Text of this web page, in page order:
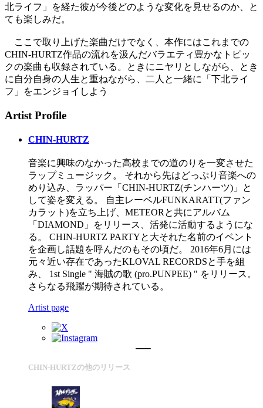
北ライフ」を経た彼が今後どのような変化を見せるのか、と
ても楽しみだ。
ここで取り上げた楽曲だけでなく、本作にはこれまでの
CHIN-HURTZ作品の流れを汲んだバラエティ豊かなトピッ
クの楽曲も収録されている。ときにニヤリとしながら、とき
に自分自身の人生と重ねながら、二人と一緒に「下北ライ
フ」をエンジョイしよう
Artist Profile
CHIN-HURTZ
音楽に興味のなかった高校までの道のりを一変させた
ラップミュージック。 それから先はどっぷり音楽への
めり込み、ラッパー「CHIN-HURTZ(チンハーツ)」と
して姿を変える。 自主レーベルFUNKARATT(ファン
カラット)を立ち上げ、METEORと共にアルバム
「DIAMOND」をリリース、活発に活動するようにな
る。 CHIN-HURTZ PARTYと大それた名前のイベント
を企画し話題を呼んだのもその頃だ。 2016年6月には
元々近い存在であったKLOVAL RECORDSと手を組
み、 1st Single " 海賊の歌 (pro.PUNPEE) " をリリース。
さらなる飛躍が期待されている。
Artist page
CHIN-HURTZの他のリリース